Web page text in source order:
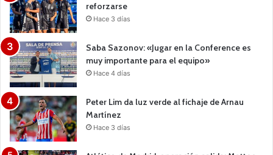
reforzarse
Hace 3 días
Saba Sazonov: «Jugar en la Conference es
muy importante para el equipo»
Hace 4 días
Peter Lim da luz verde al fichaje de Arnau
Martínez
Hace 3 días